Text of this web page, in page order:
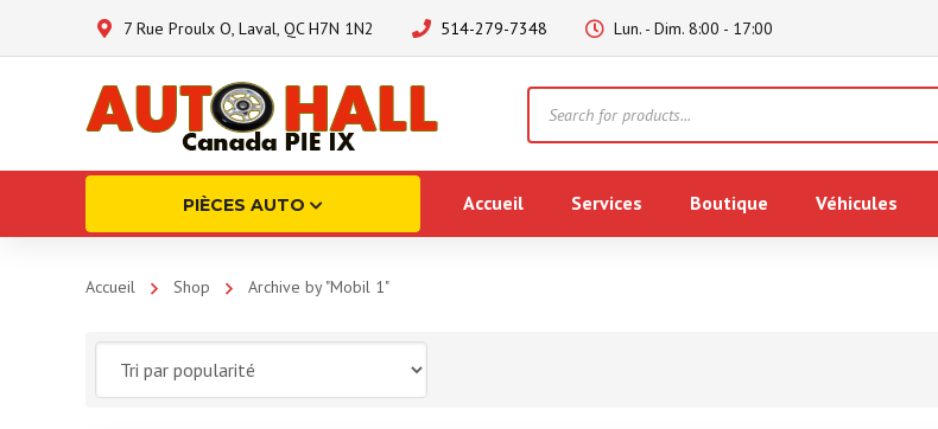
7 Rue Proulx O, Laval, QC H7N 1N2 514-279-7348 Lun. - Dim. 8:00 - 17:00
search
PIÈCES AUTO Accueil Services Boutique Véhicules
Accueil Shop Archive by "Mobil 1"